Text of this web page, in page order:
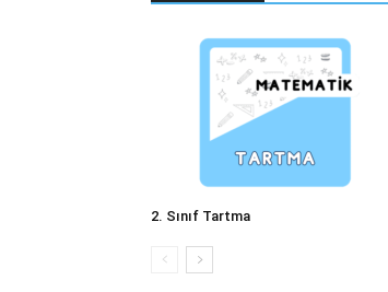
2. Sınıf Tartma